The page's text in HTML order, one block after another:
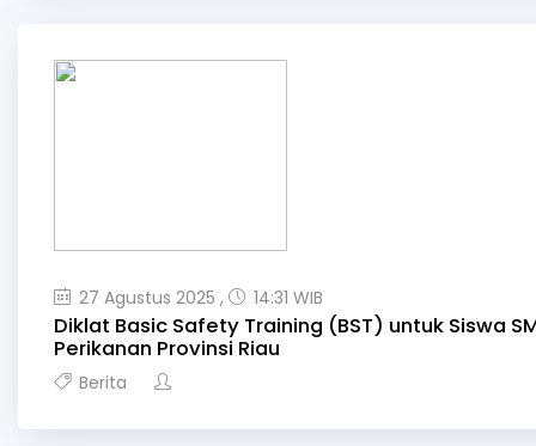
27 Agustus 2025 , 14:31 WIB
Diklat Basic Safety Training (BST) untuk Siswa
Perikanan Provinsi Riau
Berita